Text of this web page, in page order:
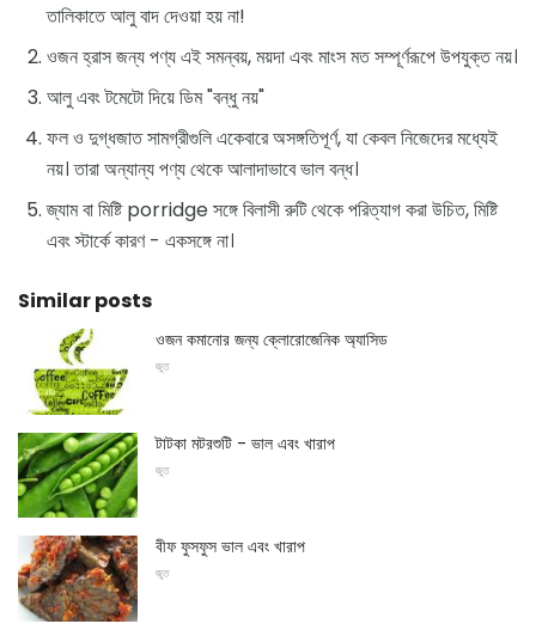
তালিকাতে আলু বাদ দেওয়া হয় না!
ওজন হ্রাস জন্য পণ্য এই সমন্বয়, ময়দা এবং মাংস মত সম্পূর্ণরূপে উপযুক্ত নয়।
আলু এবং টমেটো দিয়ে ডিম "বন্ধু নয়"
ফল ও দুগ্ধজাত সামগ্রীগুলি একেবারে অসঙ্গতিপূর্ণ, যা কেবল নিজেদের মধ্যেই
নয়। তারা অন্যান্য পণ্য থেকে আলাদাভাবে ভাল বন্ধ।
জ্যাম বা মিষ্টি porridge সঙ্গে বিলাসী রুটি থেকে পরিত্যাগ করা উচিত, মিষ্টি
এবং স্টার্কে কারণ - একসঙ্গে না।
Similar posts
ওজন কমানোর জন্য ক্লোরোজেনিক অ্যাসিড
জুত
টাটকা মটরশুটি - ভাল এবং খারাপ
জুত
বীফ ফুসফুস ভাল এবং খারাপ
জুত